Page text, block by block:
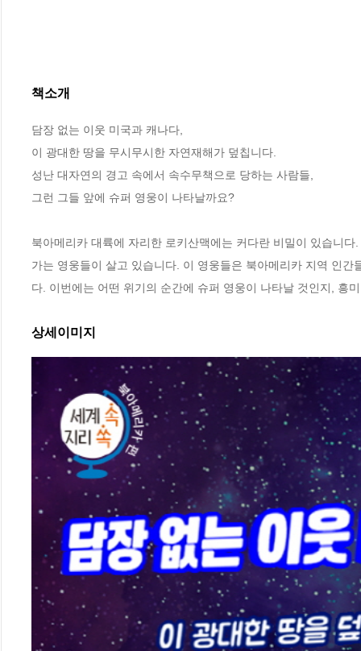
책소개
담장 없는 이웃 미국과 캐나다,
이 광대한 땅을 무시무시한 자연재해가 덮칩니다.
성난 대자연의 경고 속에서 속수무책으로 당하는 사람들,
그런 그들 앞에 슈퍼 영웅이 나타날까요?
북아메리카 대륙에 자리한 로키산맥에는 커다란 비밀이 있습니
가는 영웅들이 살고 있습니다. 이 영웅들은 북아메리카 지역 인
다. 이번에는 어떤 위기의 순간에 슈퍼 영웅이 나타날 것인지, 흥
상세이미지